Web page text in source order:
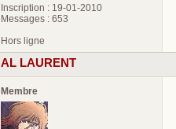
Inscription : 19-01-2010
Messages : 653
Hors ligne
AL LAURENT
Membre